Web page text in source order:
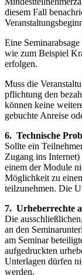
diesem Fall
Eine
wie zum Beispiel
erfolgen.
Muss die
pflichtung den
können keine
gebuchte Anreise
6. Technische
Sollte ein
Zugang ins
einem der Module
Möglichkeit zu
teilzunehmen. Die
7. Urheberrechte
Die
an den
am Seminar
aufgedruckten
Unterlagen dürfen
werden.